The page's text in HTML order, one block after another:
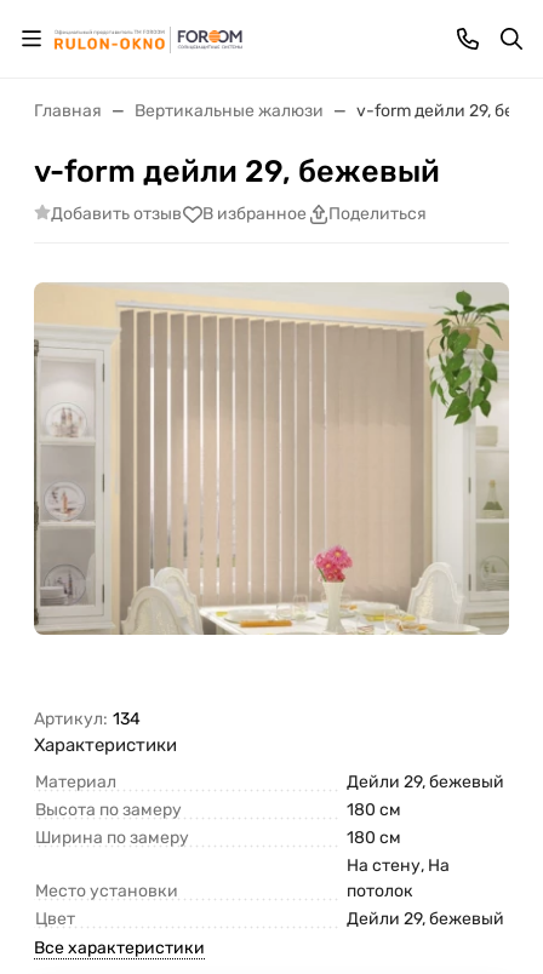
Главная Вертикальные жалюзи v-form дейли 29,
v-form дейли 29, бежевый
Добавить отзыв В избранное Поделиться
Артикул: 134
Характеристики
Материал
Дейли 29, бежевый
Высота по замеру
180 см
Ширина по замеру
180 см
Место установки
На стену, На
потолок
Цвет
Дейли 29, бежевый
Все характеристики